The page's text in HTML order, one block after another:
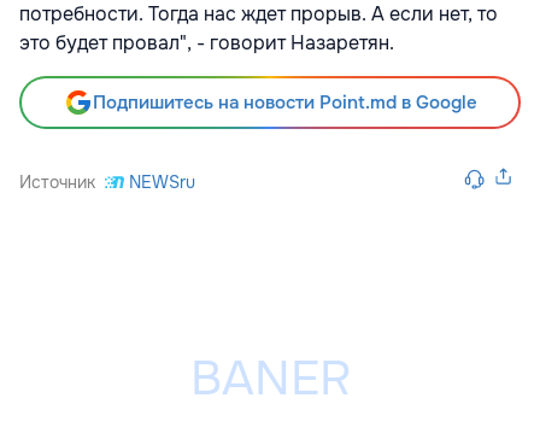
потребности. Тогда нас ждет прорыв. А если нет, то
это будет провал", - говорит Назаретян.
Подпишитесь на новости Point.md в Google
Источник NEWSru